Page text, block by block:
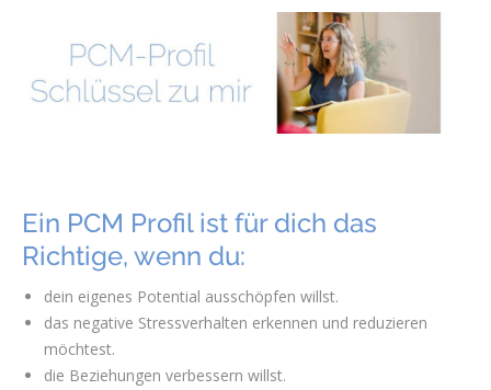
Ein PCM Profil ist für dich das
Richtige, wenn du:
dein eigenes Potential ausschöpfen willst.
das negative Stressverhalten erkennen und reduzieren
möchtest.
die Beziehungen verbessern willst.